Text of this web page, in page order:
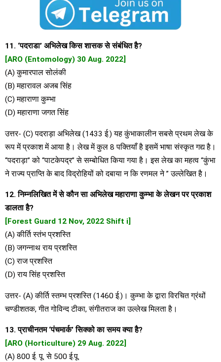
11. ‘पदराडा’ अभिलेख किस शासक से संबंधित है?
[ARO (Entomology) 30 Aug. 2022]
(A) कुमारपाल सोलंकी
(B) महारावल अजब सिंह
(C) महाराणा कुम्भा
(D) महाराणा जगत सिंह
उत्तर- (C) पदराड़ा अभिलेख (1433 ई.) यह कुंभाकालीन सबसे प्रथम लेख के
रूप में प्रकाश में आया है। लेख में कुल 8 पक्तियाँ है इसमें भाषा संस्कृत गद्य है।
“पदराड़ा” को “पाटकेपद्र” से सम्बोधित किया गया है। इस लेख का महत्व “कुंभा
ने राज्य प्राप्ति के बाद विद्रोहियों को दबाया न कि रणमल ने ” उल्लेखित है।
12. निम्नलिखित में से कौन सा अभिलेख महाराणा कुम्भा के लेखन पर प्रकाश
डालता है?
[Forest Guard 12 Nov, 2022 Shift i]
(A) कीर्ति स्तंभ प्रशस्ति
(B) जगन्नाथ राय प्रशस्ति
(C) राज प्रशस्ति
(D) राय सिंह प्रशस्ति
उत्तर- (A) कीर्ति स्तम्भ प्रशस्ति (1460 ई.)। कुम्भा के द्वारा विरचित ग्रंथों
चण्डीशतक, गीत गोविन्द टीका, संगीतराज का उल्लेख मिलता है।
13. प्राचीनतम ‘पंचमार्क’ सिक्को का समय क्या है?
[ARO (Horticulture) 29 Aug. 2022]
(A) 800 ई. पू. से 500 ई.पू.